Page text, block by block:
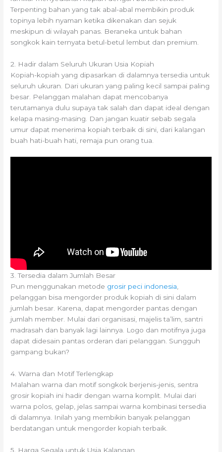
Terpenting bahan yang tak abal-abal membikin produk
topinya lebih nyaman ketika dikenakan dan sejuk
meskipun di wilayah panas. Beraneka untuk bahan
songkok kain ternyata betul-betul lembut dan premium.
2. Hadir dalam Seluruh Ukuran Usia Kopiah
Kopiah-kopiah yang dipasarkan di dalamnya tersedia untuk
seluruh ukuran. Dari ukuran yang paling kecil sampai paling
besar. Pelanggan malahan dapat mencobanya
terutamanya dulu supaya tak salah dan dapat ideal dengan
kelapa masing-masing. Dan jangan kuatir sebab segala
umur dapat menerima kopiah terbaik di sini, dari kalangan
buah hati-buah hati, remaja pun orang tua.
3. Tersedia dalam Jumlah Besar
Pun menggunakan metode grosir peci indonesia,
pelanggan bisa mengorder produk kopiah di sini dalam
jumlah besar. Karena, dapat mengorder pantas dengan
jumlah member. Mulai dari organisasi, majelis ta’lim, santri
madrasah dan banyak lagi lainnya. Logo dan motifnya juga
dapat didesain pantas orderan dari pelanggan. Sungguh
gampang bukan?
4. Warna dan Motif Terlengkap
Malahan warna dan motif songkok berjenis-jenis, sentra
grosir kopiah ini hadir dengan warna komplit. Mulai dari
warna polos, gelap, jelas sampai warna kombinasi tersedia
di dalamnya. Inilah yang membikin banyak pelanggan
berdatangan untuk mengorder kopiah terbaik.
5. Harga Segala untuk Usia Kalangan